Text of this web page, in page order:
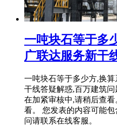
一吨块石等于多
广联达服务新干
一吨块石等于多少方,换
干线答疑解惑,百万建筑
在加紧审核中,请稍后查
看。 您发表的内容可能
问请联系在线客服。